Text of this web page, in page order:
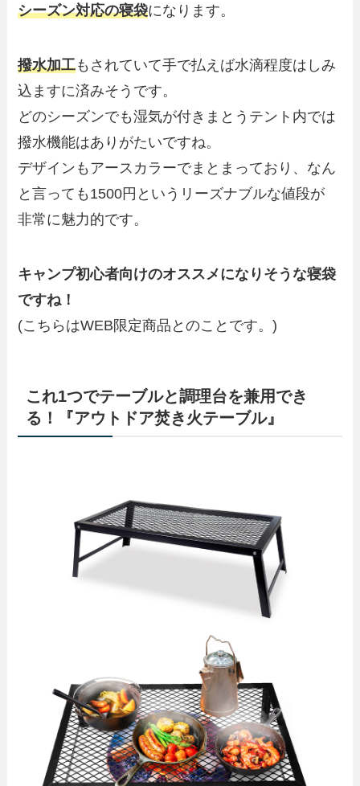
シーズン対応の寝袋になります。
撥水加工もされていて手で払えば水滴程度はしみ
込ますに済みそうです。
どのシーズンでも湿気が付きまとうテント内では
撥水機能はありがたいですね。
デザインもアースカラーでまとまっており、なん
と言っても 1500円というリーズナブルな値段が
非常に魅力的です。
キャンプ初心者向けのオススメになりそうな寝袋
ですね！
(こちらはWEB限定商品とのことです。)
これ1つでテーブルと調理台を兼用でき
る！『アウトドア焚き火テーブル』